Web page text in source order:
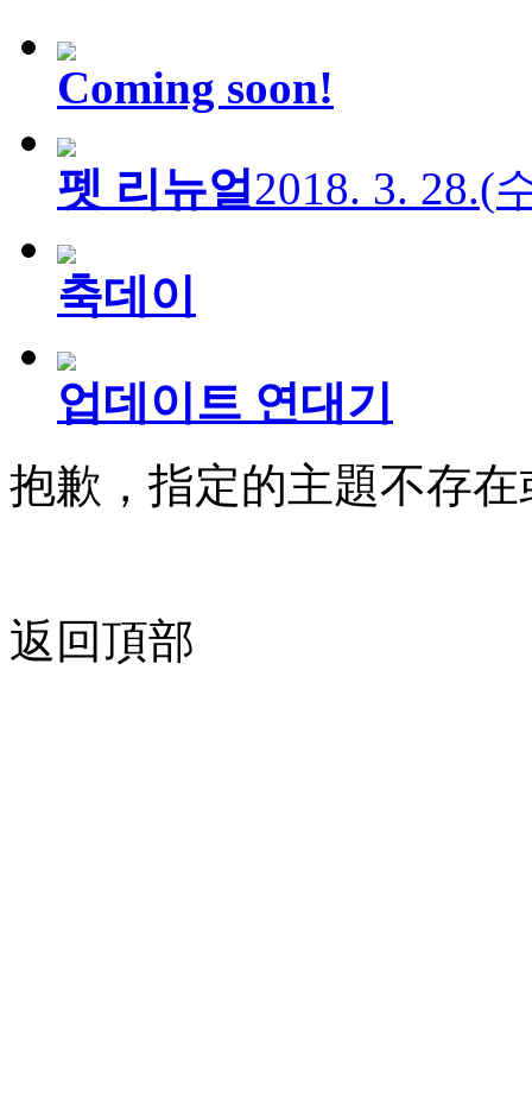
Coming soon!
펫 리뉴얼2018. 3. 28.(
축데이
업데이트 연대기
抱歉，指定的主題不存
返回頂部